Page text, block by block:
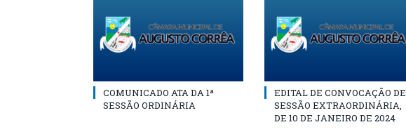
COMUNICADO ATA DA 1ª
SESSÃO ORDINÁRIA
EDITAL DE CONVOCAÇÃO DE
SESSÃO EXTRAORDINÁRIA,
DE 10 DE JANEIRO DE 2024